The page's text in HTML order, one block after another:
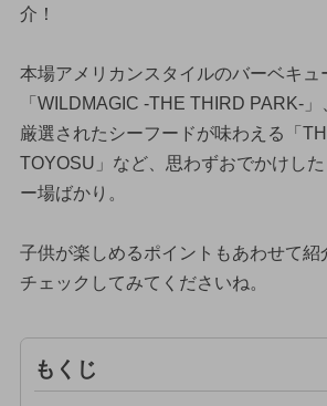
介！
本場アメリカンスタイルのバーベキュ
「WILDMAGIC -THE THIRD PARK-
厳選されたシーフードが味わえる「
TOYOSU」など、思わずおでかけし
ー場ばかり。
子供が楽しめるポイントもあわせて紹
チェックしてみてくださいね。
もくじ